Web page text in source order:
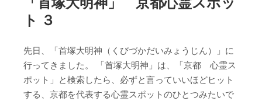
ト ３
先日、「首塚大明神（くびづかだいみょうじん）」に
行ってきました。 「首塚大明神」は、「京都 心霊ス
ポット」と検索したら、必ずと言っていいほどヒット
する、京都を代表する心霊スポットのひとつみたいで